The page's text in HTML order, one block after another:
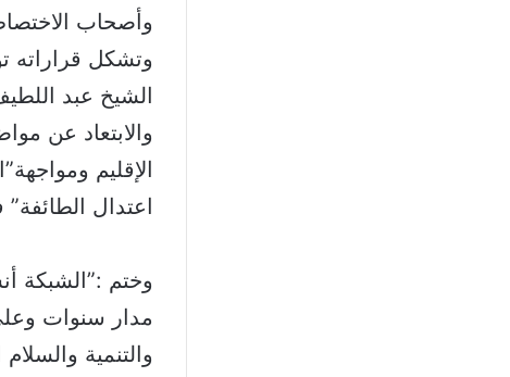
وأصحاب
وتشكل قراراته
الشيخ عبد
والابتعاد عن
الإقليم
اعتدال
وختم :”الشبكة
مدار سنوات
والتنمية